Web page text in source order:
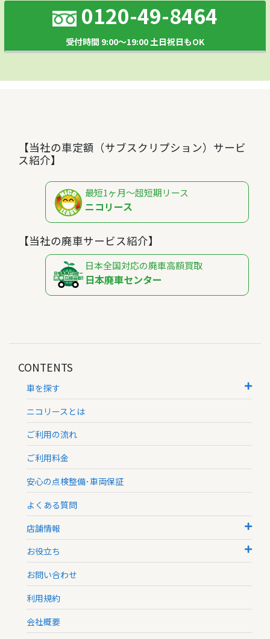
0120-49-8464
受付時間 9:00～19:00 土日祝日もOK
【当社の車定額（サブスクリプション）サービ
ス紹介】
最短1ヶ月～超短期リース
ニコリース
【当社の廃車サービス紹介】
日本全国対応の廃車高額買取
日本廃車センター
CONTENTS
車を探す
ニコリースとは
ご利用の流れ
ご利用料金
安心の点検整備･車両保証
よくある質問
店舗情報
お役立ち
お問い合わせ
利用規約
会社概要